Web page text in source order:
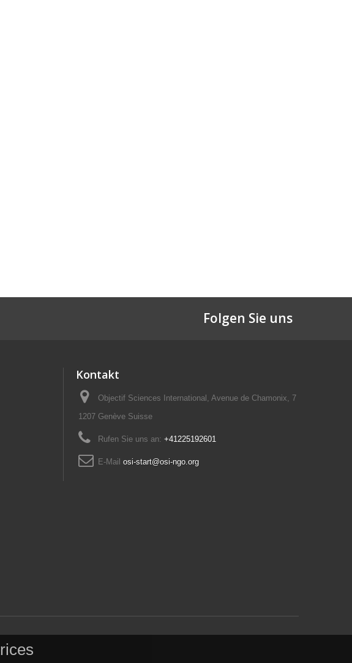
Folgen Sie uns
Kontakt
Objectif Sciences International, Avenue de Chamonix, 7
1207 Genève Suisse
Rufen Sie uns an: +41225192601
E-Mail osi-start@osi-ngo.org